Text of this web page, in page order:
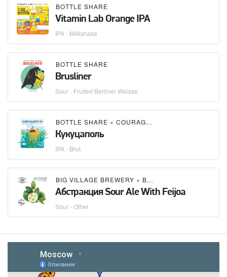
BOTTLE SHARE
Vitamin Lab Orange IPA
IPA - Milkshake
BOTTLE SHARE
Brusliner
Sour - Fruited Berliner Weisse
BOTTLE SHARE × COURAGE BREWERY
Кукуцаполь
IPA - Brut
BIG VILLAGE BREWERY × BOTTLE SHARE
Абстракция Sour Ale With Feijoa
Sour - Other